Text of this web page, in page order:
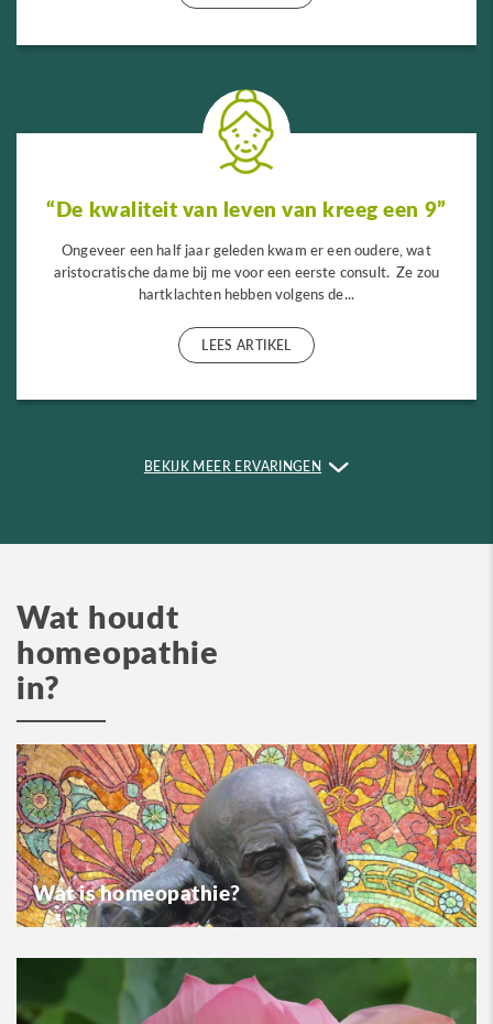
“De kwaliteit van leven van kreeg een 9”
Ongeveer een half jaar geleden kwam er een oudere, wat
aristocratische dame bij me voor een eerste consult. Ze zou
hartklachten hebben volgens de...
LEES ARTIKEL
BEKIJK MEER ERVARINGEN
Wat houdt
homeopathie
in?
Wat is homeopathie?